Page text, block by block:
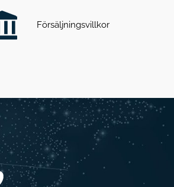
Försäljningsvillkor